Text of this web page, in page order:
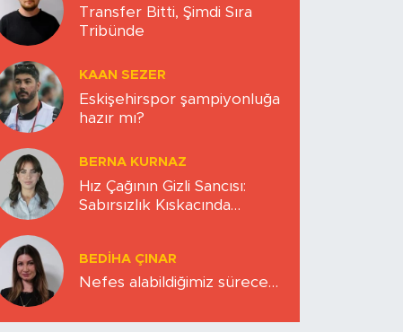
Transfer Bitti, Şimdi Sıra
Tribünde
KAAN SEZER
Eskişehirspor şampiyonluğa
hazır mı?
BERNA KURNAZ
Hız Çağının Gizli Sancısı:
Sabırsızlık Kıskacında
BEDIHA ÇINAR
Nefes alabildiğimiz sürece…